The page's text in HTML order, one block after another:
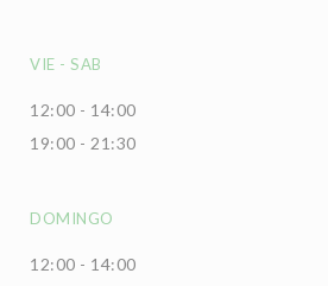
VIE - SAB
12:00 - 14:00
19:00 - 21:30
DOMINGO
12:00 - 14:00